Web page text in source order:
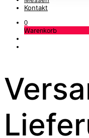
Kontakt
0
Warenkorb